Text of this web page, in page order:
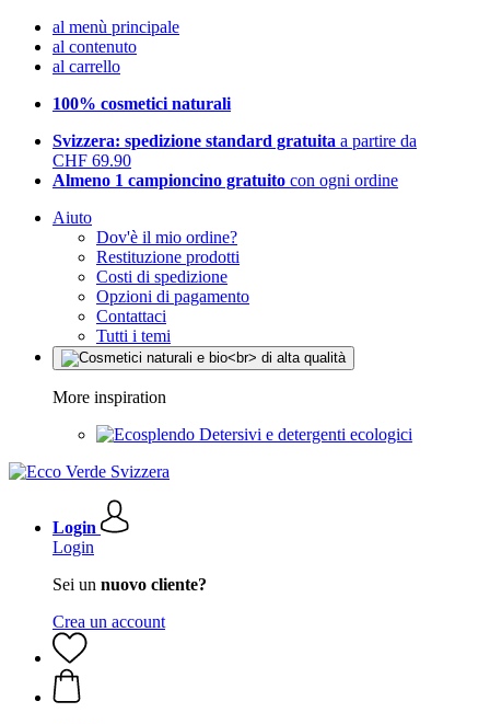
al menù principale
al contenuto
al carrello
100% cosmetici naturali
Svizzera: spedizione standard gratuita a partire da
CHF 69.90
Almeno 1 campioncino gratuito con ogni ordine
Aiuto
Dov'è il mio ordine?
Restituzione prodotti
Costi di spedizione
Opzioni di pagamento
Contattaci
Tutti i temi
More inspiration
Detersivi e detergenti ecologici
Login
Login
Sei un nuovo cliente?
Crea un account